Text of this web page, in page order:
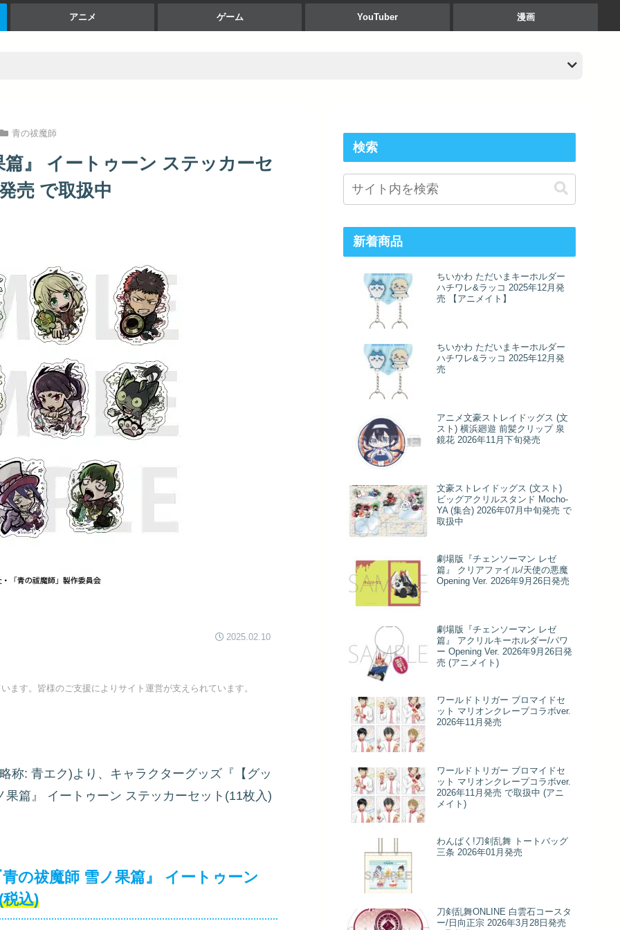
アニメ ゲーム YouTuber 漫画
青の祓魔師
』 イートゥーン ステッカーセ
下旬発売 で取扱中
2025.02.10
す。皆様のご支援によりサイト運営が支えられています。
称: 青エク)より、キャラクターグッズ『【グッ
篇』 イートゥーン ステッカーセット(11枚入)
の祓魔師 雪ノ果篇』 イートゥーン
税込)
検索
新着商品
ちいかわ ただいまキーホルダー
ハチワレ&ラッコ 2025年12月発
売 【アニメイト】
ちいかわ ただいまキーホルダー
ハチワレ&ラッコ 2025年12月発
売
アニメ文豪ストレイドッグス (文
スト) 横浜廻遊 前髪クリップ 泉
鏡花 2026年11月下旬発売
文豪ストレイドッグス (文スト)
ビッグアクリルスタンド Mocho-
YA (集合) 2026年07月中旬発売 で
取扱中
劇場版『チェンソーマン レゼ
篇』 クリアファイル/天使の悪魔
Opening Ver. 2026年9月26日発売
劇場版『チェンソーマン レゼ
篇』 アクリルキーホルダー/パワ
ー Opening Ver. 2026年9月26日発
売 (アニメイト)
ワールドトリガー ブロマイドセ
ット マリオンクレープコラボver.
2026年11月発売
ワールドトリガー ブロマイドセ
ット マリオンクレープコラボver.
2026年11月発売 で取扱中 (アニ
メイト)
わんぱく!刀剣乱舞 トートバッグ
三条 2026年01月発売
刀剣乱舞ONLINE 白雲石コースタ
ー/日向正宗 2026年3月28日発売